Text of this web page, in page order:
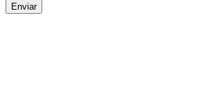
Enviar